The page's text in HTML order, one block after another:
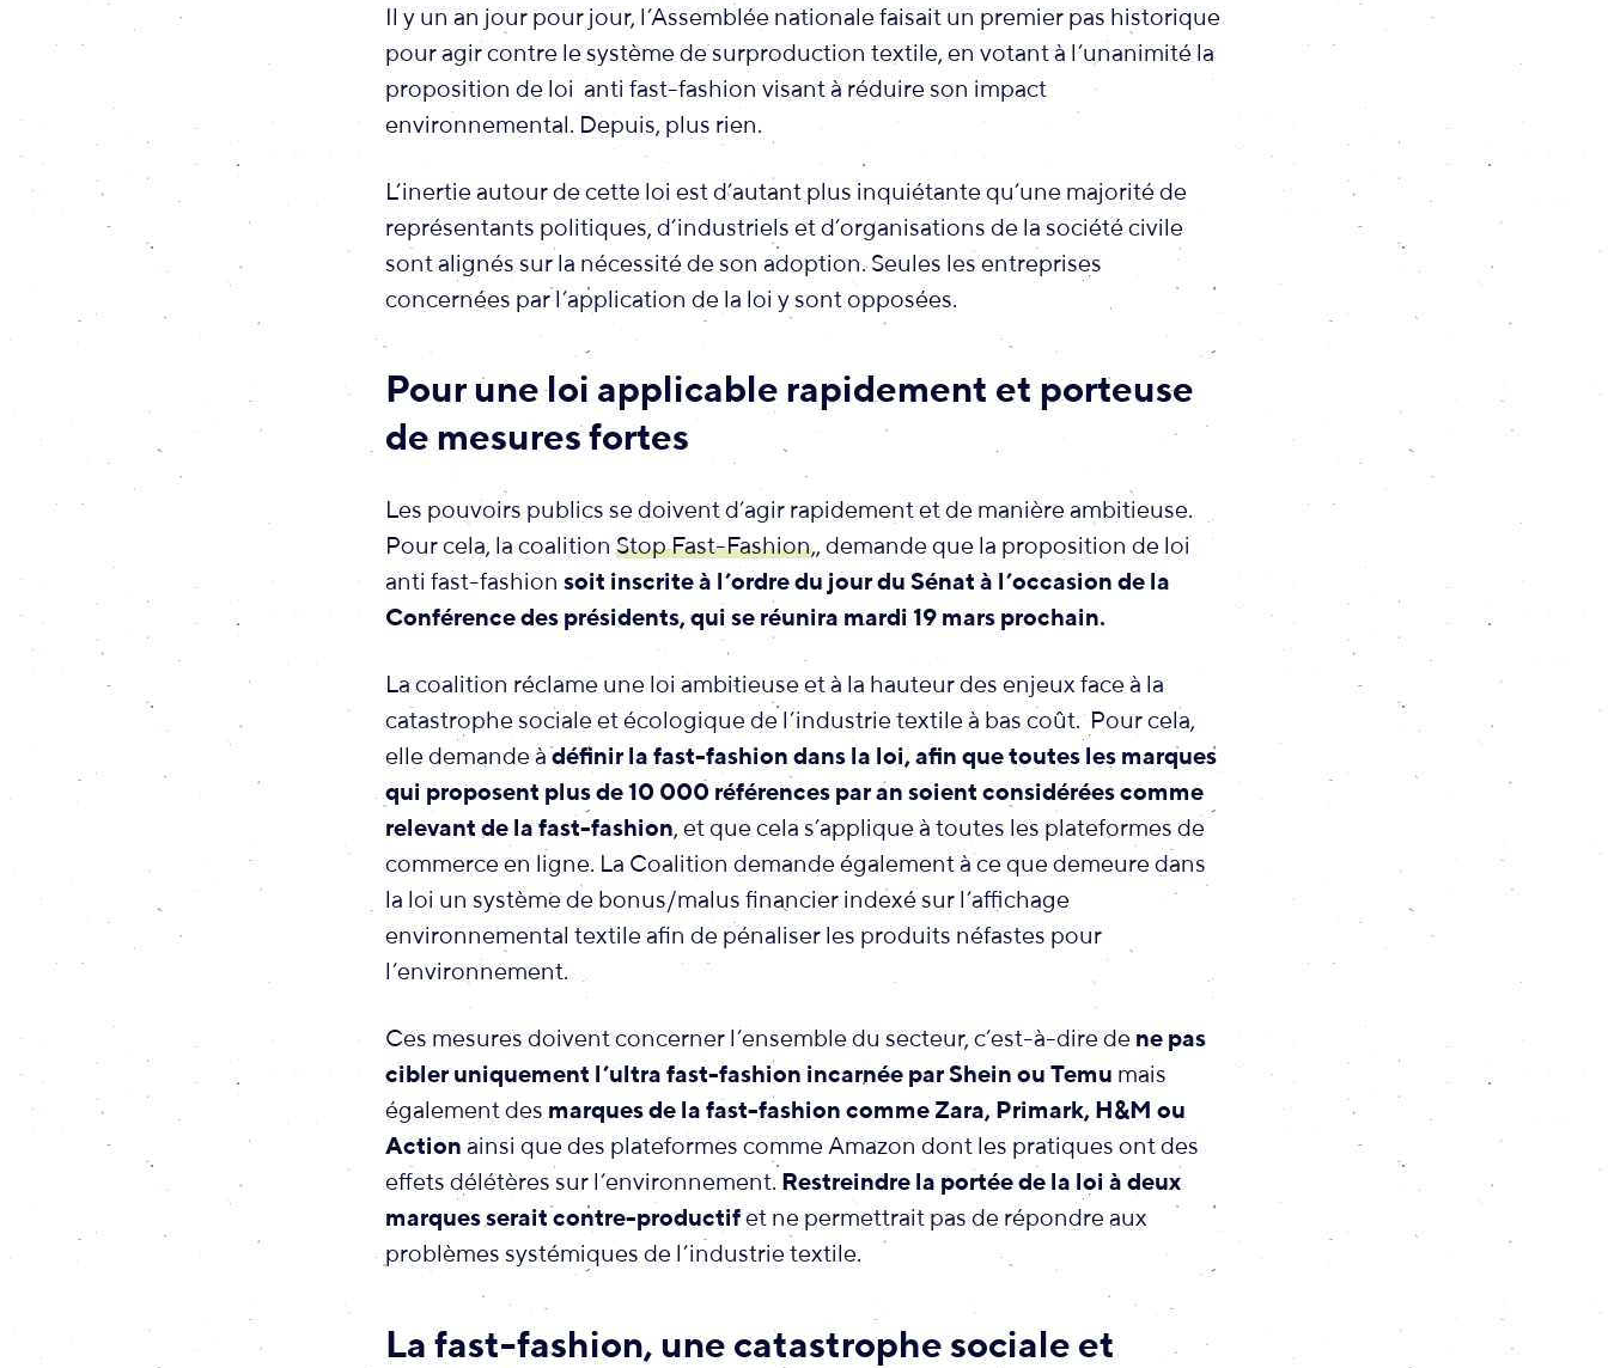
Il y un an jour pour jour, l’Assemblée nationale faisait un premier pas historique
pour agir contre le système de surproduction textile, en votant à l’unanimité la
proposition de loi anti fast-fashion visant à réduire son impact
environnemental. Depuis, plus rien.
L’inertie autour de cette loi est d’autant plus inquiétante qu’une majorité de
représentants politiques, d’industriels et d’organisations de la société civile
sont alignés sur la nécessité de son adoption. Seules les entreprises
concernées par l’application de la loi y sont opposées.
Pour une loi applicable rapidement et porteuse
de mesures fortes
Les pouvoirs publics se doivent d’agir rapidement et de manière ambitieuse.
Pour cela, la coalition Stop Fast-Fashion,, demande que la proposition de loi
anti fast-fashion soit inscrite à l’ordre du jour du Sénat à l’occasion de la
Conférence des présidents, qui se réunira mardi 19 mars prochain.
La coalition réclame une loi ambitieuse et à la hauteur des enjeux face à la
catastrophe sociale et écologique de l’industrie textile à bas coût. Pour cela,
elle demande àdéfinir la fast-fashion dans la loi, afin quetoutes les marques
qui proposent plus de 10 000 références par an soient considérées comme
relevant de la fast-fashion, et que cela s’applique à toutes les plateformes de
commerce en ligne. La Coalition demande également à ce que demeure dans
la loi un système de bonus/malus financier indexé sur l’affichage
environnemental textile afin de pénaliser les produits néfastes pour
l’environnement.
Ces mesures doivent concerner l’ensemble du secteur, c’est-à-dire de ne pas
cibler uniquement l’ultra fast-fashion incarnée par Shein ou Temu mais
également des marques de la fast-fashion comme Zara, Primark, H&M ou
Action ainsi que des plateformes comme Amazon dont les pratiques ont des
effets délétères sur l’environnement. Restreindre la portée de la loi à deux
marques serait contre-productifet ne permettrait pas de répondre aux
problèmes systémiques de l’industrie textile.
La fast-fashion, une catastrophe sociale et